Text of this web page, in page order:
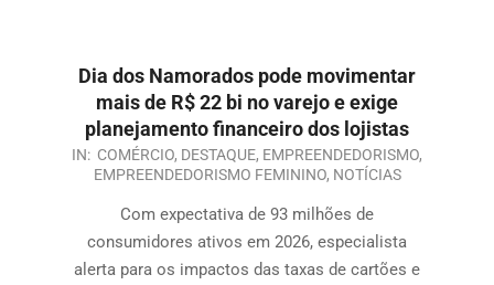
Dia dos Namorados pode movimentar
mais de R$ 22 bi no varejo e exige
planejamento financeiro dos lojistas
IN: COMÉRCIO, DESTAQUE, EMPREENDEDORISMO,
EMPREENDEDORISMO FEMININO, NOTÍCIAS
Com expectativa de 93 milhões de
consumidores ativos em 2026, especialista
alerta para os impactos das taxas de cartões e